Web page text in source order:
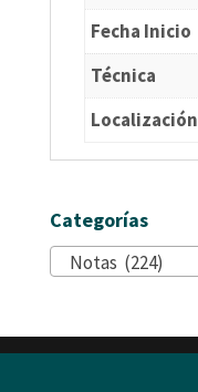
Fecha Inicio
Técnica
Localización
Categorías
Notas (224)